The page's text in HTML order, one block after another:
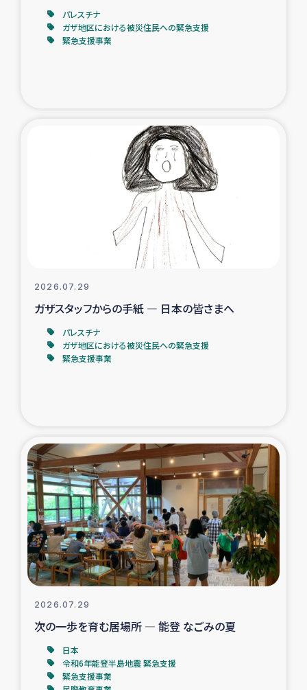
神原ゼミxパルシック
仮設住宅生活支援・農業復興支援
漁業復興支援
インターン・ボランティア日誌
経済自立支援事業
ガザ空爆被災者への食料支援と農家生産支援
ガザ地区における羊の畜産支援
ガザ地区酪農を通した女性グループの生計支援
ふりかけ普及と食生活改善による栄養改善事業
フェアトレード事業
緊急支援事業
女性の生計向上を通じた子どもの栄養改善事業
パレスチナ
ガザ地区における被災住民への緊急支援
緊急支援事業
2026.07.29
ガザスタッフからの手紙 ― 日本の皆さまへ
パレスチナ
ガザ地区における被災住民への緊急支援
緊急支援事業
2026.07.29
次の一歩を育む居場所 ― 能登 なごみの夏
日本
令和6年能登半島地震 緊急支援
緊急支援事業